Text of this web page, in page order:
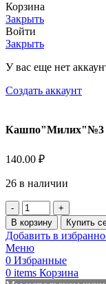
Корзина
Закрыть
Войти
Закрыть
У вас еще нет
Создать аккаунт
Кашпо"Милих"№3
140.00 ₽
26 в наличии
Количество
товара
(3,5л.)
бел.07053
В корзину Купить
Добавить в
Меню
0 Избранные
0 items Корзина